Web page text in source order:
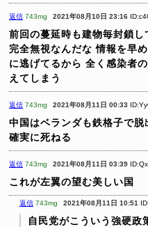
返信 743mg 2021年08月10日 23:16
前回の蔓延時も建物毎封鎖
完全無視なんだな 情報を早
に逃げてるから 全く感染者
えてしまう
返信 743mg 2021年08月11日 00:33
中国はベランダも鉄格子で
確実に死ねる
返信 743mg 2021年08月11日 03:39
これが左翼の望む美しい国
返信 743mg 2021年08月11日 10:51
自民党がこういう強硬政